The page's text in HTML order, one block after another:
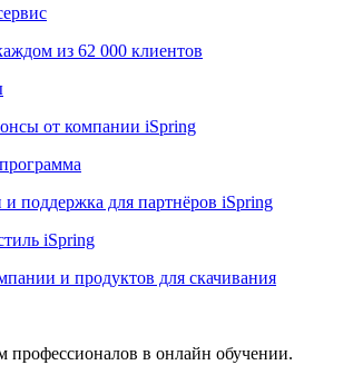
из 62 000 клиентов
от компании iSpring
поддержка для партнёров iSpring
iSpring
и продуктов для скачивания
профессионалов в онлайн обучении.